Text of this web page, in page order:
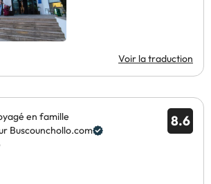
Voir la traduction
8.6
en famille
Buscounchollo.com